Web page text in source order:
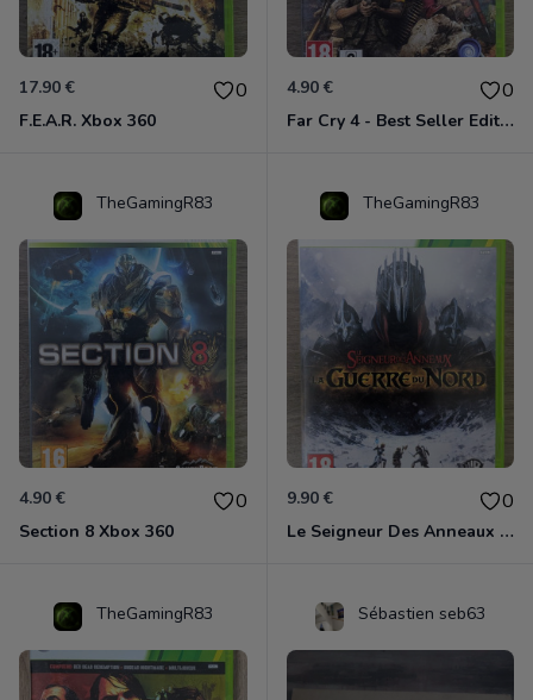
17.90 € 0
F.E.A.R. Xbox 360
4.90 € 0
Far Cry 4 - Best Seller Edition Xbox 360
TheGamingR83
4.90 € 0
Section 8 Xbox 360
TheGamingR83
9.90 € 0
Le Seigneur Des Anneaux - La Guerre Du Nord Xbox 360
TheGamingR83 Sébastien seb63